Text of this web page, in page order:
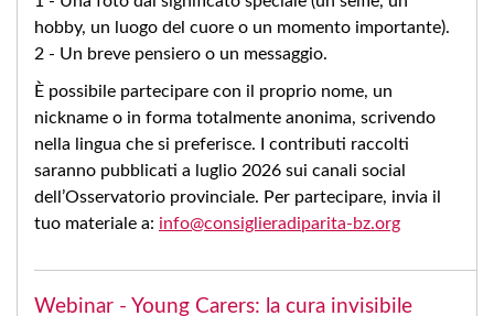
hobby, un luogo del cuore o un momento importante).
2 - Un breve pensiero o un messaggio.
È possibile partecipare con il proprio nome, un
nickname o in forma totalmente anonima, scrivendo
nella lingua che si preferisce. I contributi raccolti
saranno pubblicati a luglio 2026 sui canali social
dell’Osservatorio provinciale. Per partecipare, invia il
tuo materiale a: info@consiglieradiparita-bz.org
Webinar - Young Carers: la cura invisibile